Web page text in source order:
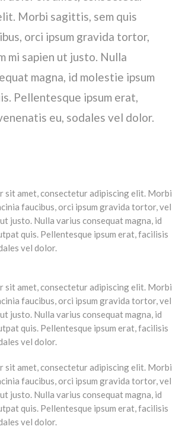
Morbi sagittis, sem quis
orci ipsum gravida tortor,
mi sapien ut justo. Nulla
magna, id molestie ipsum
Pellentesque ipsum erat,
eu, sodales vel dolor.
sit amet, consectetur adipiscing elit. Morbi
faucibus, orci ipsum gravida tortor, vel
justo. Nulla varius consequat magna, id
quis. Pellentesque ipsum erat, facilisis
vel dolor.
sit amet, consectetur adipiscing elit. Morbi
faucibus, orci ipsum gravida tortor, vel
justo. Nulla varius consequat magna, id
quis. Pellentesque ipsum erat, facilisis
vel dolor.
sit amet, consectetur adipiscing elit. Morbi
faucibus, orci ipsum gravida tortor, vel
justo. Nulla varius consequat magna, id
quis. Pellentesque ipsum erat, facilisis
vel dolor.